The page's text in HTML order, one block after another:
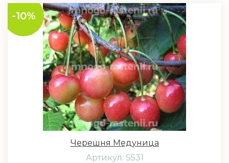
-10%
Черешня Медуница
Артикул: S531